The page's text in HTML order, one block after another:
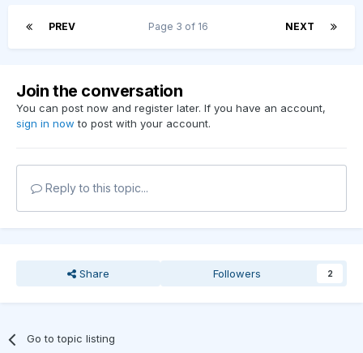
PREV NEXT
Page 3 of 16
Join the conversation
You can post now and register later. If you have an account,
sign in now to post with your account.
Reply to this topic...
Share Followers 2
Go to topic listing